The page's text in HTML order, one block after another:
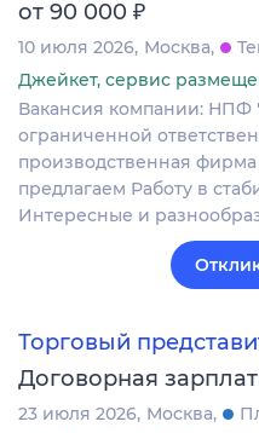
от 90 000 ₽
10 июля 2026 Москва
Джейкет, сервис
Вакансия компании:
ограниченной
производственная
предлагаем Работу в
Интересные и
Торговый
Договорная
23 июля 2026 Москва